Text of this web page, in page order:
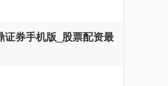
证券手机版_股票配资最